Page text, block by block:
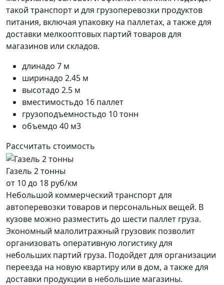
такой транспорт и для грузоперевозки продуктов
питания, включая упаковку на паллетах, а также для
доставки мелкооптовых партий товаров для
магазинов или складов.
длинадо 7 м
ширинадо 2.45 м
высотадо 2.5 м
вместимостьдо 16 паллет
грузоподъемностьдо 10 тонн
объемдо 40 м3
Рассчитать стоимость
Газель 2 тонны
от 10 до 18 руб/км
Небольшой коммерческий транспорт для
автоперевозки товаров и персональных вещей. В
кузове можно разместить до шести паллет груза.
Экономный малолитражный грузовик позволит
организовать оперативную логистику для
небольших партий груза. Подойдет для организации
переезда на новую квартиру или в дом, а также для
доставки продукции в небольшие магазины.